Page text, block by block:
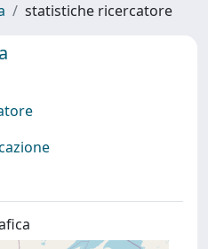
statistiche ricercatore